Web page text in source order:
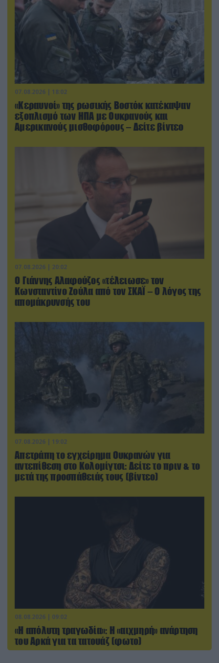
07.08.2026 | 18:02
«Κεραυνοί» της ρωσικής Βοστόκ κατέκαψαν
εξοπλισμό των ΗΠΑ με Ουκρανούς και
Αμερικανούς μισθοφόρους – Δείτε βίντεο
07.08.2026 | 20:02
Ο Γιάννης Αλαφούζος «τέλειωσε» τον
Κωνσταντίνο Ζούλα από τον ΣΚΑΪ – Ο λόγος της
απομάκρυνσής του
07.08.2026 | 19:02
Απετράπη το εγχείρημα Ουκρανών για
αντεπίθεση στο Κολομίγτσι: Δείτε το πριν & το
μετά της προσπάθειάς τους (βίντεο)
08.08.2026 | 09:02
«Η απόλυτη τραγωδία»: Η «αιχμηρή» ανάρτηση
του Αρκά για τα τατουάζ (φωτο)